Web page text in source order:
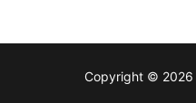
Copyright © 2026